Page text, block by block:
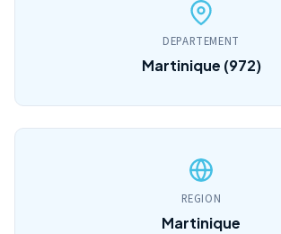
DEPARTEMENT
Martinique (972)
REGION
Martinique